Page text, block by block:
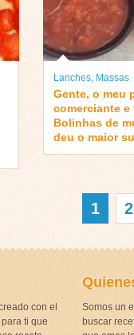
Lanches, Massas
Gente, o meu
comerciante e
Bolinhas de
deu o maior
1 2
con el
ti que
Somos un
buscar